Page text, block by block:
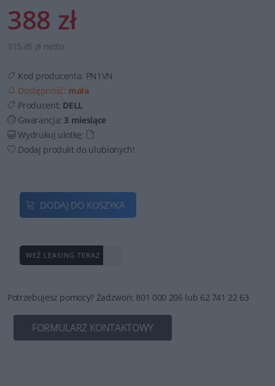
388 zł
315,45 zł netto
Kod producenta: PN1VN
Dostępność: mała
Producent: DELL
Gwarancja:3 miesiące
Wydrukuj ulotkę:
Dodaj produkt do ulubionych!
DODAJ DO KOSZYKA
WEŹ LEASING TERAZ
Potrzebujesz pomocy? Zadzwoń: 801 000 206 lub 62 741 22 63
FORMULARZ KONTAKTOWY